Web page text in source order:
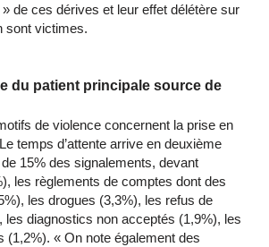
de ces dérives et leur effet délétère sur
sont victimes.
du patient principale source de
de violence concernent la prise en
temps d’attente arrive en deuxième
15% des signalements, devant
les règlements de comptes dont des
les drogues (3,3%), les refus de
les diagnostics non acceptés (1,9%), les
(1,2%). « On note également des